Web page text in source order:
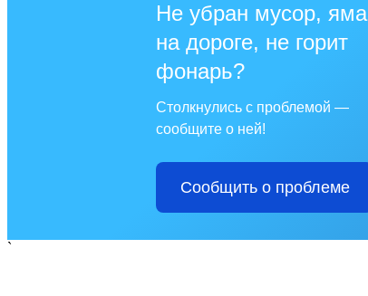
Не убран мусор, яма
на дороге, не горит
фонарь?
Столкнулись с проблемой —
сообщите о ней!
Сообщить о проблеме
`